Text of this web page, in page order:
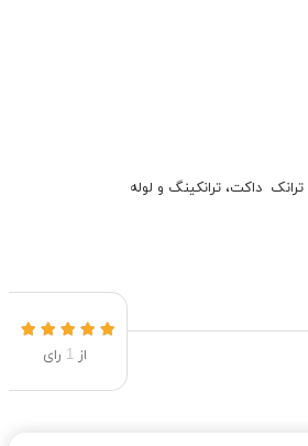
داکت، ترانکینگ و لوله
از 1 رای